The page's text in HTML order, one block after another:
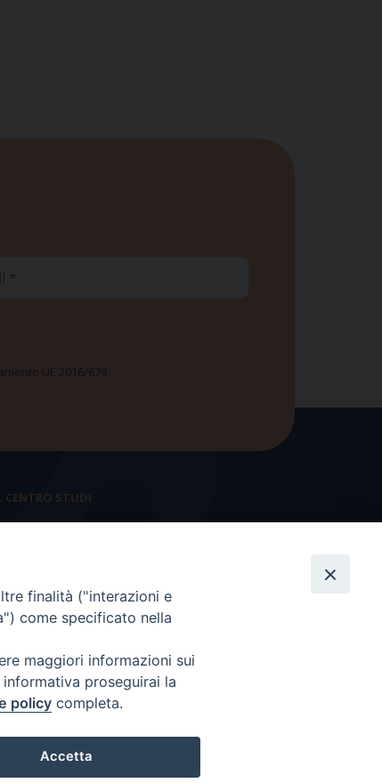
UE 2016/679
CENTRO STUDI
e ufficio presidenza
Coordinamento nazionale
finalità ("interazioni e
come specificato nella
maggiori informazioni sui
proseguirai la
policy completa.
Accetta